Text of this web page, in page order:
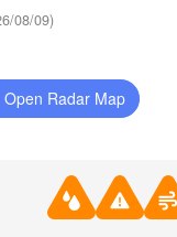
08/09)
Open Radar Map
Петропавл
(Petropavl)
Көкшетау